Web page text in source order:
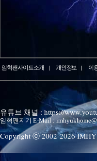
임혁팬사이트소개 개인정보 이
유튜브 채널 : https://
임혁팬지기 E-Mail :
Copyright ⓒ 2002-2026